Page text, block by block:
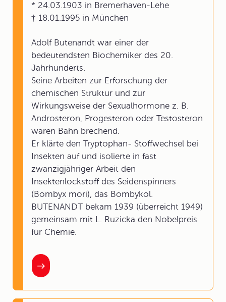
* 24.03.1903 in Bremerhaven-Lehe
† 18.01.1995 in München
Adolf Butenandt war einer der
bedeutendsten Biochemiker des 20.
Jahrhunderts.
Seine Arbeiten zur Erforschung der
chemischen Struktur und zur
Wirkungsweise der Sexualhormone z. B.
Androsteron, Progesteron oder Testosteron
waren Bahn brechend.
Er klärte den Tryptophan- Stoffwechsel bei
Insekten auf und isolierte in fast
zwanzigjähriger Arbeit den
Insektenlockstoff des Seidenspinners
(Bombyx mori), das Bombykol.
BUTENANDT bekam 1939 (überreicht 1949)
gemeinsam mit L. Ruzicka den Nobelpreis
für Chemie.